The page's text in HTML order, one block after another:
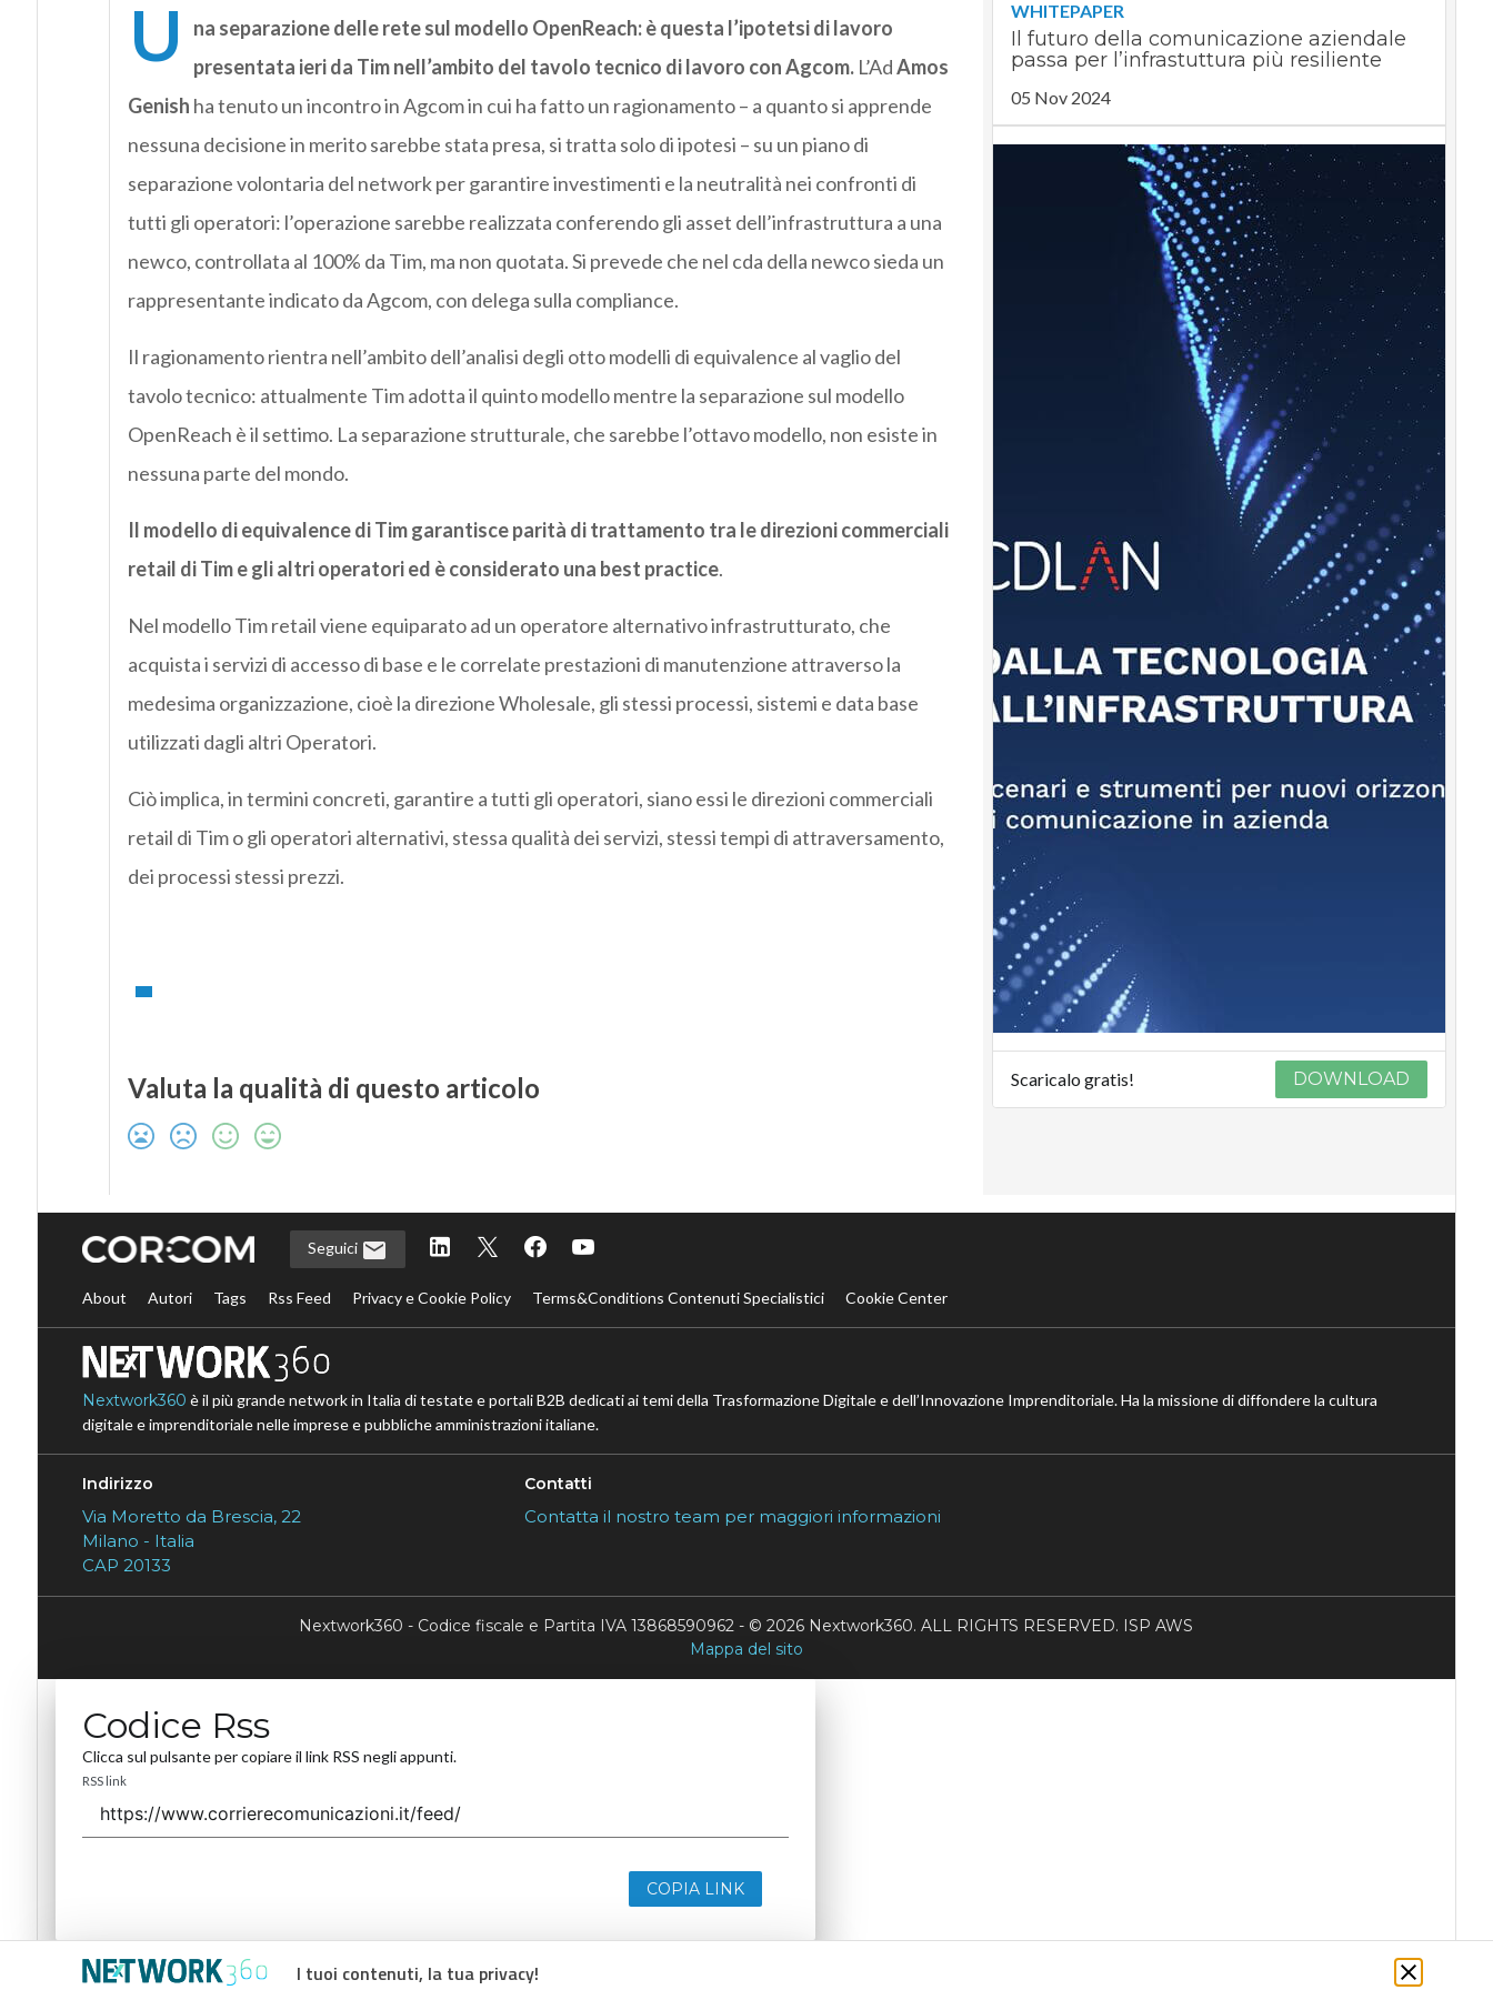
U
na separazione delle rete sul modello OpenReach: è questa l’ipotetsi di lavoro
presentata ieri da Tim nell’ambito del tavolo tecnico di lavoro con Agcom. L’AdAmos
Genish ha tenuto un incontro in Agcom in cui ha fatto un ragionamento – a quanto si apprende
nessuna decisione in merito sarebbe stata presa, si tratta solo di ipotesi – su un piano di
separazione volontaria del network per garantire investimenti e la neutralità nei confronti di
tutti gli operatori: l’operazione sarebbe realizzata conferendo gli asset dell’infrastruttura a una
newco, controllata al 100% da Tim, ma non quotata. Si prevede che nel cda della newco sieda un
rappresentante indicato da Agcom, con delega sulla compliance.
Il ragionamento rientra nell’ambito dell’analisi degli otto modelli di equivalence al vaglio del
tavolo tecnico: attualmente Tim adotta il quinto modello mentre la separazione sul modello
OpenReach è il settimo. La separazione strutturale, che sarebbe l’ottavo modello, non esiste in
nessuna parte del mondo.
Il modello di equivalence di Tim garantisce parità di trattamento tra le direzioni commerciali
retail di Tim e gli altri operatori ed è considerato una best practice.
Nel modello Tim retail viene equiparato ad un operatore alternativo infrastrutturato, che
acquista i servizi di accesso di base e le correlate prestazioni di manutenzione attraverso la
medesima organizzazione, cioè la direzione Wholesale, gli stessi processi, sistemi e data base
utilizzati dagli altri Operatori.
Ciò implica, in termini concreti, garantire a tutti gli operatori, siano essi le direzioni commerciali
retail di Tim o gli operatori alternativi, stessa qualità dei servizi, stessi tempi di attraversamento,
dei processi stessi prezzi.
Valuta la qualità di questo articolo
WHITEPAPER
Il futuro della comunicazione aziendale
passa per l’infrastuttura più resiliente
05 Nov 2024
Scaricalo gratis! DOWNLOAD
I tuoi contenuti, la tua privacy!
Seguici
About Autori Tags Rss Feed Privacy e Cookie Policy Terms&Conditions Contenuti Specialistici Cookie Center
Nextwork360 è il più grande network in Italia di testate e portali B2B dedicati ai temi della Trasformazione Digitale e dell’Innovazione Imprenditoriale. Ha la missione di diffondere la cultura
digitale e imprenditoriale nelle imprese e pubbliche amministrazioni italiane.
Indirizzo
Via Moretto da Brescia, 22
Milano - Italia
CAP 20133
Contatti
Contatta il nostro team per maggiori informazioni
Nextwork360 - Codice fiscale e Partita IVA 13868590962 - © 2026 Nextwork360. ALL RIGHTS RESERVED. ISP AWS
Mappa del sito
Codice Rss
Clicca sul pulsante per copiare il link RSS negli appunti.
RSS link
COPIA LINK